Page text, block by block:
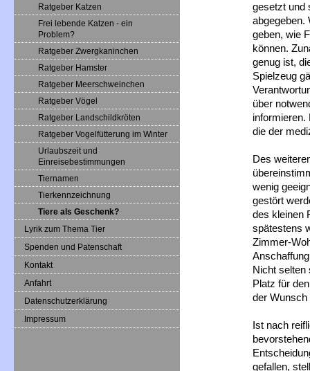
gesetzt und
abgegeben.
geben, wie
können.
genug ist,
Spielzeug
über
informieren.
die der
Des
wenig
gestört
des kleinen
spätestens
Zimmer-
Nicht selten
Platz für
der Wunsch
Ist nach
gefallen,
Ratgeber Katzen
Frei lebende Katzen - ein
Problem?
Ratgeber Zwergkaninchen
Ratgeber Hamster
Ratgeber Meerschweinchen
Ratgeber Vögel
Ratgeber Landschildkröten
Ratgeber Vogelfütterung im Winter
Urlaubszeit und
Einreisebestimmungen
Tiernamen
Tierkennzeichnung
Tiere als Geschenk?
Lyrik zum Thema Tier
Spenden und Patenschaft
Kontakt
Anfahrt
Datenschutzerklärung
Impressum